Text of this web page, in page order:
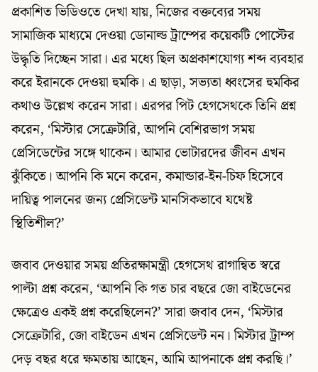
প্রকাশিত ভিডিওতে দেখা যায়, নিজের বক্তব্যের সময়
সামাজিক মাধ্যমে দেওয়া ডোনাল্ড ট্রাম্পের কয়েকটি পোস্টের
উদ্ধৃতি দিচ্ছেন সারা। এর মধ্যে ছিল অপ্রকাশযোগ্য শব্দ ব্যবহার
করে ইরানকে দেওয়া হুমকি। এ ছাড়া, সভ্যতা ধ্বংসের হুমকির
কথাও উল্লেখ করেন সারা। এরপর পিট হেগসেথকে তিনি প্রশ্ন
করেন, ‘মিস্টার সেক্রেটারি, আপনি বেশিরভাগ সময়
প্রেসিডেন্টের সঙ্গে থাকেন। আমার ভোটারদের জীবন এখন
ঝুঁকিতে। আপনি কি মনে করেন, কমান্ডার-ইন-চিফ হিসেবে
দায়িত্ব পালনের জন্য প্রেসিডেন্ট মানসিকভাবে যথেষ্ট
স্থিতিশীল?’
জবাব দেওয়ার সময় প্রতিরক্ষামন্ত্রী হেগসেথ রাগান্বিত স্বরে
পাল্টা প্রশ্ন করেন, ‘আপনি কি গত চার বছরে জো বাইডেনের
ক্ষেত্রেও একই প্রশ্ন করেছিলেন?’ সারা জবাব দেন, ‘মিস্টার
সেক্রেটারি, জো বাইডেন এখন প্রেসিডেন্ট নন। মিস্টার ট্রাম্প
দেড় বছর ধরে ক্ষমতায় আছেন, আমি আপনাকে প্রশ্ন করছি।’